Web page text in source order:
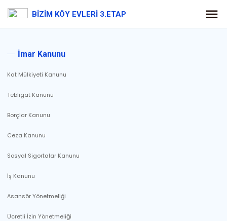
BİZİM KÖY EVLERİ 3.ETAP
İmar Kanunu
Kat Mülkiyeti Kanunu
Tebligat Kanunu
Borçlar Kanunu
Ceza Kanunu
Sosyal Sigortalar Kanunu
İş Kanunu
Asansör Yönetmeliği
Ücretli İzin Yönetmeliği